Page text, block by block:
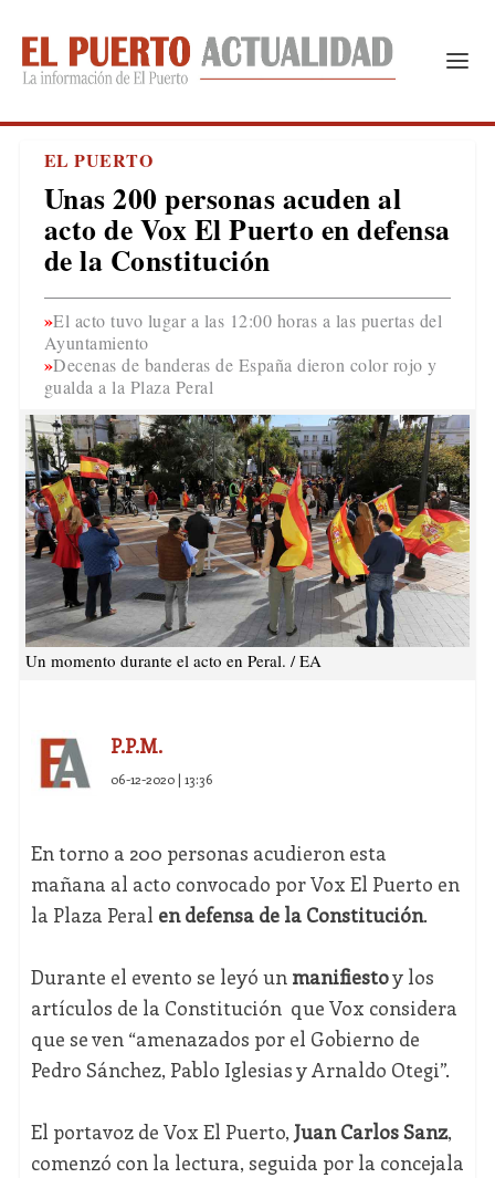
EL PUERTO
Unas 200 personas acuden al
acto de Vox El Puerto en defensa
de la Constitución
El acto tuvo lugar a las 12:00 horas a las puertas del
Ayuntamiento
Decenas de banderas de España dieron color rojo y
gualda a la Plaza Peral
Un momento durante el acto en Peral. / EA
P.P.M.
06-12-2020 | 13:36
En torno a 200 personas acudieron esta
mañana al acto convocado por Vox El Puerto en
la Plaza Peral en defensa de la Constitución.
Durante el evento se leyó unmanifiestoy los
artículos de la Constitución que Vox considera
que se ven “amenazados por el Gobierno de
Pedro Sánchez, Pablo Iglesias y Arnaldo Otegi”.
El portavoz de Vox El Puerto, Juan Carlos Sanz,
comenzó con la lectura, seguida por la concejala